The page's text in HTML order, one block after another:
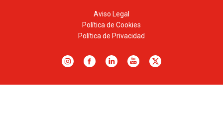
Aviso Legal
Política de Cookies
Política de Privacidad